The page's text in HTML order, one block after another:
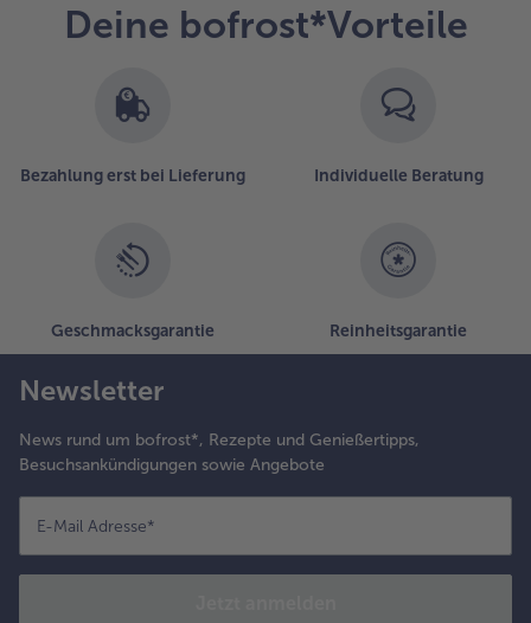
Deine bofrost*Vorteile
Bezahlung erst bei Lieferung Individuelle Beratung
Geschmacksgarantie Reinheitsgarantie
Newsletter
News rund um bofrost*, Rezepte und Genießertipps,
Besuchsankündigungen sowie Angebote
E-Mail Adresse*